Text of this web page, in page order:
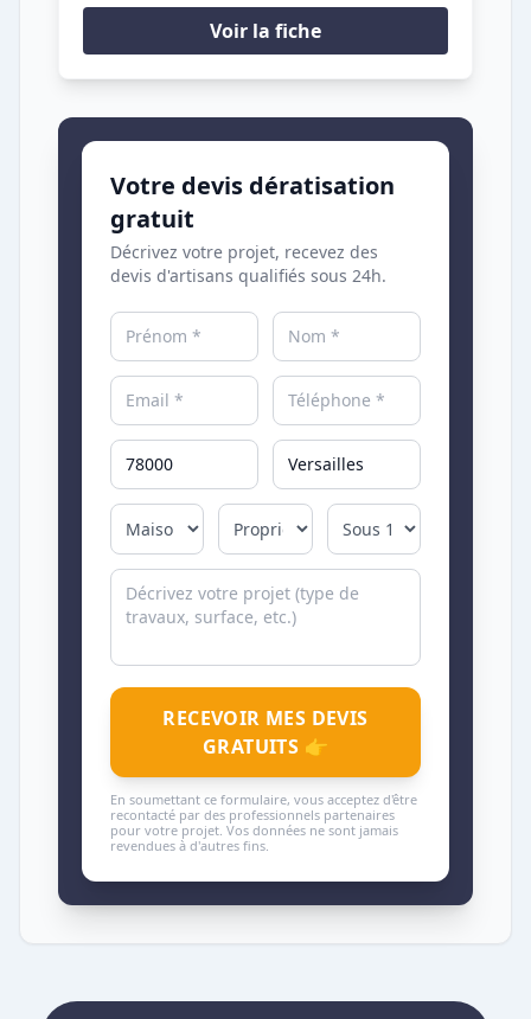
Voir la fiche
Votre devis dératisation
gratuit
Décrivez votre projet, recevez des
devis d'artisans qualifiés sous 24h.
RECEVOIR MES DEVIS
GRATUITS 👉
En soumettant ce formulaire, vous acceptez d'être
recontacté par des professionnels partenaires
pour votre projet. Vos données ne sont jamais
revendues à d'autres fins.